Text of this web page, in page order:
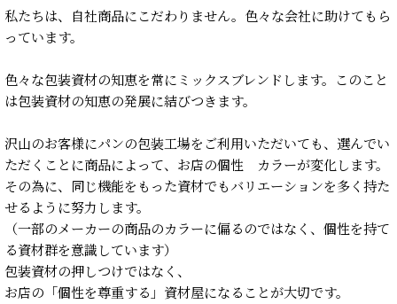
私たちは、自社商品にこだわりません。色々な会社に助けてもら
っています。
色々な包装資材の知恵を常にミックスブレンドします。このこと
は包装資材の知恵の発展に結びつきます。
沢山のお客様にパンの包装工場をご利用いただいても、選んでい
ただくことに商品によって、お店の個性 カラーが変化します。
その為に、同じ機能をもった資材でもバリエーションを多く持た
せるように努力します。
（一部のメーカーの商品のカラーに偏るのではなく、個性を持て
る資材群を意識しています）
包装資材の押しつけではなく、
お店の「個性を尊重する」資材屋になることが大切です。